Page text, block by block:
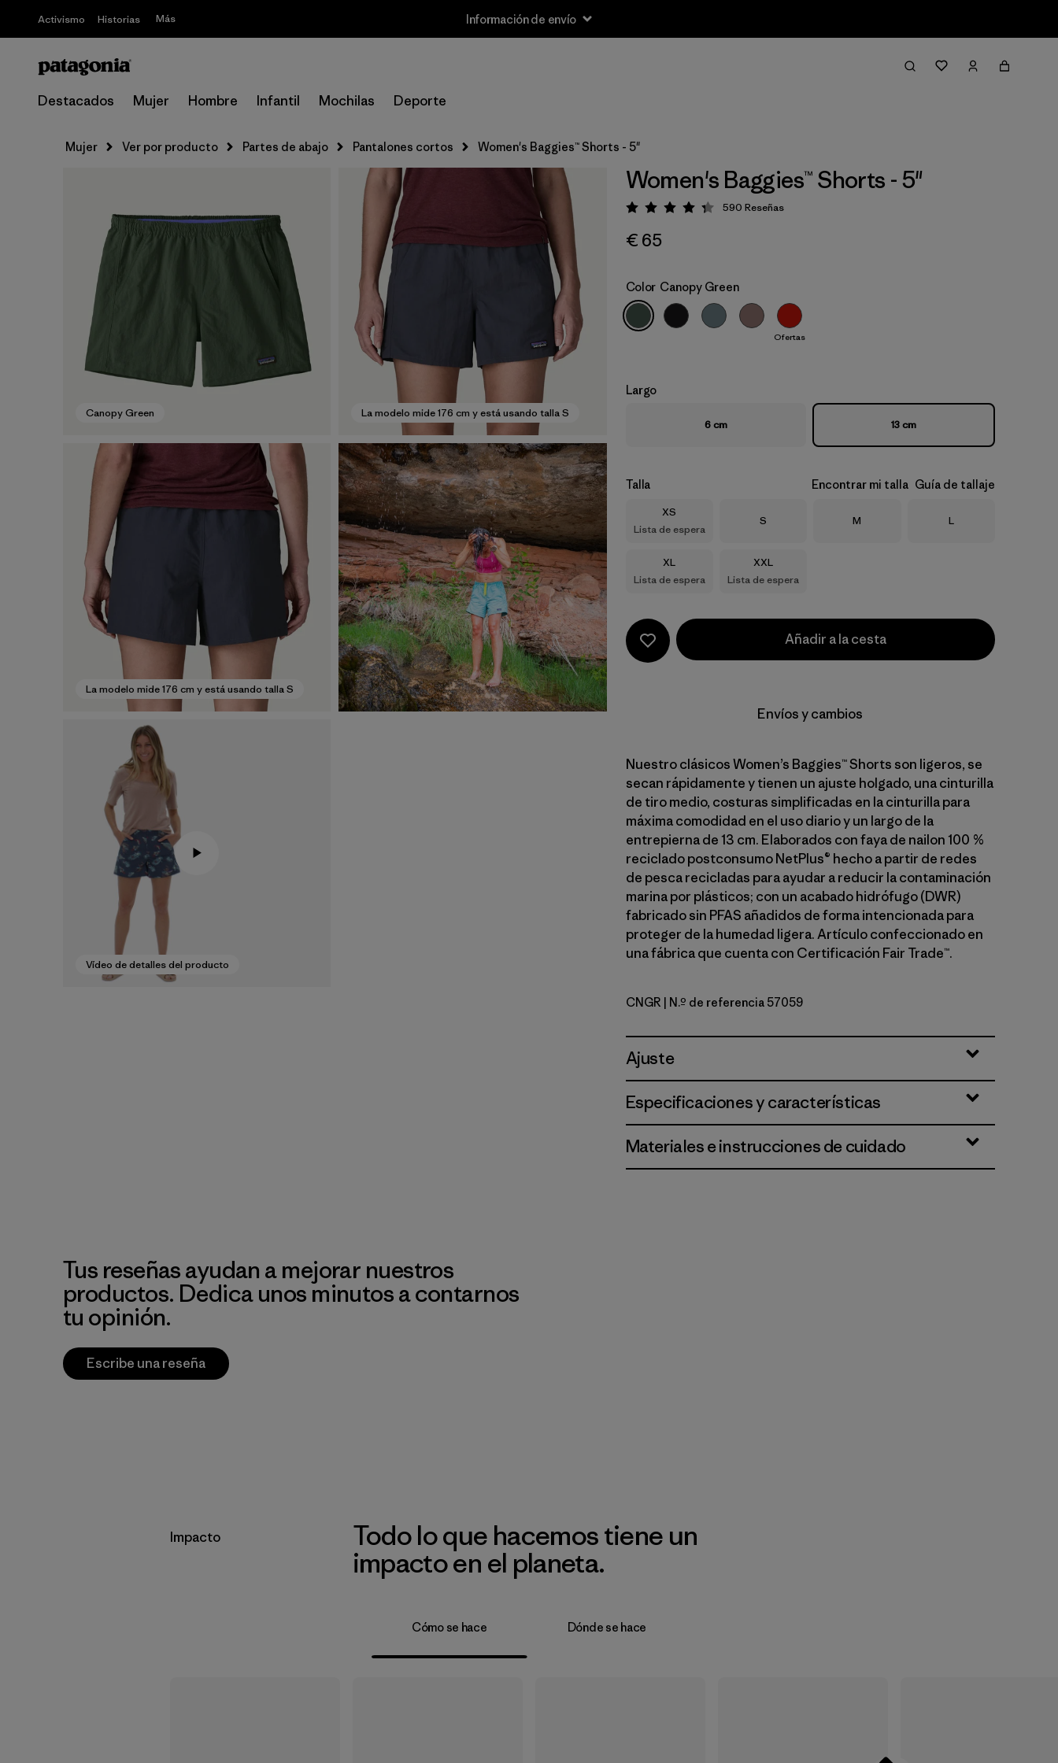
Activismo Historias Más Información de envío
Destacados Mujer Hombre Infantil Mochilas Deporte
Mujer Ver por producto Partes de abajo Pantalones cortos Women's Baggies™ Shorts - 5"
Canopy Green La modelo mide 176 cm y está usando talla S
La modelo mide 176 cm y está usando talla S
Vídeo de detalles del producto
Women's Baggies™ Shorts - 5"
Puntuación: 4.3 / 5
590 Reseñas
€ 65
Color Canopy Green
Ofertas
Largo
6 cm 13 cm
Talla Encontrar mi talla Guía de tallaje
Talla
XS
Lista de espera
Talla
S Talla
M Talla
L
Talla
XL
Lista de espera
Talla
XXL
Lista de espera
Añadir a la cesta
Envíos y cambios
Nuestro clásicos Women’s Baggies™ Shorts son ligeros, se
secan rápidamente y tienen un ajuste holgado, una cinturilla
de tiro medio, costuras simplificadas en la cinturilla para
máxima comodidad en el uso diario y un largo de la
entrepierna de 13 cm. Elaborados con faya de nailon 100 %
reciclado postconsumo NetPlus® hecho a partir de redes
de pesca recicladas para ayudar a reducir la contaminación
marina por plásticos; con un acabado hidrófugo (DWR)
fabricado sin PFAS añadidos de forma intencionada para
proteger de la humedad ligera. Artículo confeccionado en
una fábrica que cuenta con Certificación Fair Trade™.
Canopy Green
CNGR | N.º de referencia 57059
Ajuste
Especificaciones y características
Materiales e instrucciones de cuidado
Tus reseñas ayudan a mejorar nuestros
productos. Dedica unos minutos a contarnos
tu opinión.
Escribe una reseña
Impacto
Todo lo que hacemos tiene un
impacto en el planeta.
Cómo se hace Dónde se hace